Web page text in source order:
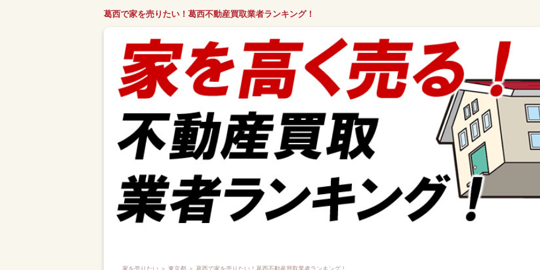
葛西で家を売りたい！葛西不動産買取業者ランキング！
家を売りたい ＞ 東京都 ＞ 葛西で家を売りたい！葛西不動産買取業者ランキング！